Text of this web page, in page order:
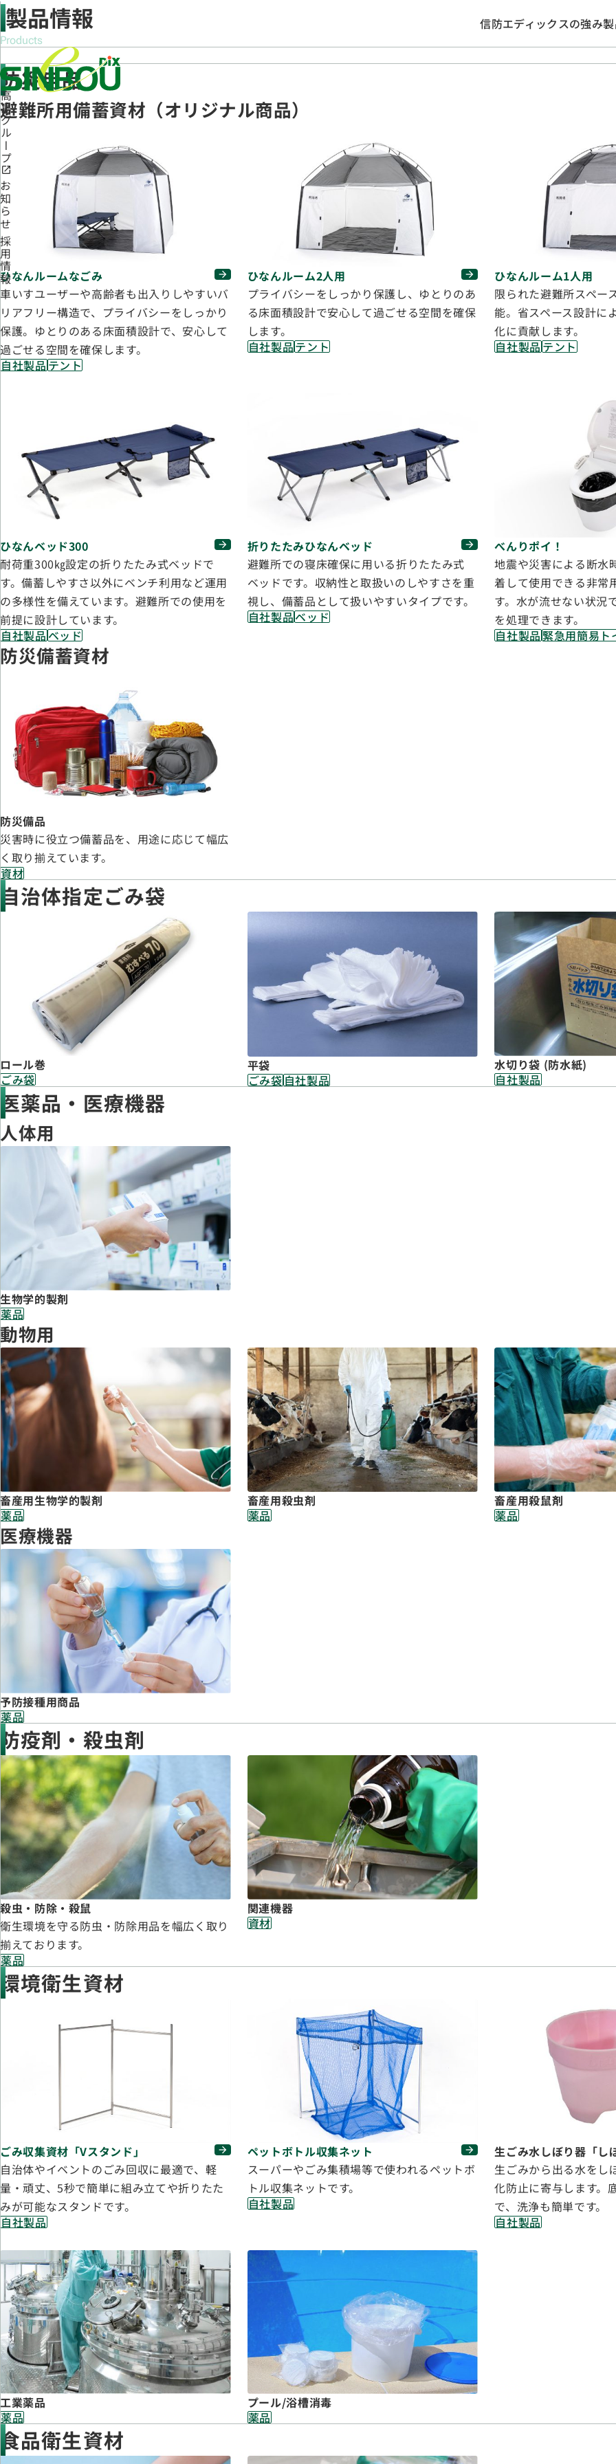
信防エディックスの強み
ープ
せ
報
製品情報
Products
防災用品
避難所用備蓄資材（オリジナル商品）
ひなんルームなごみ
車いすユーザーや高齢者も出入りしやすいバ
リアフリー構造で、プライバシーをしっかり
保護。ゆとりのある床面積設計で、安心して
過ごせる空間を確保します。
自社製品テント
ひなんルーム2人用
プライバシーをしっかり保護し、ゆとりのあ
る床面積設計で安心して過ごせる空間を確保
します。
自社製品テント
ひなんルーム1人用
限られた避難所スペー
能。省スペース設計に
化に貢献します。
自社製品テント
ひなんベッド300
耐荷重300㎏設定の折りたたみ式ベッドで
す。備蓄しやすさ以外にベンチ利用など運用
の多様性を備えています。避難所での使用を
前提に設計しています。
自社製品ベッド
折りたたみひなんベッド
避難所での寝床確保に用いる折りたたみ式
ベッドです。収納性と取扱いのしやすさを重
視し、備蓄品として扱いやすいタイプです。
自社製品ベッド
べんりポイ！
地震や災害による断水
着して使用できる非常
す。水が流せない状況
を処理できます。
自社製品緊急用簡易ト
防災備蓄資材
防災備品
災害時に役立つ備蓄品を、用途に応じて幅広
く取り揃えています。
資材
自治体指定ごみ袋
ロール巻
ごみ袋
平袋
ごみ袋自社製品
水切り袋 (防水紙)
自社製品
医薬品・医療機器
人体用
生物学的製剤
薬品
動物用
畜産用生物学的製剤
薬品
畜産用殺虫剤
薬品
畜産用殺鼠剤
薬品
医療機器
予防接種用商品
薬品
防疫剤・殺虫剤
殺虫・防除・殺鼠
衛生環境を守る防虫・防除用品を幅広く取り
揃えております。
薬品
関連機器
資材
環境衛生資材
ごみ収集資材「Vスタンド」
自治体やイベントのごみ回収に最適で、軽
量・頑丈、5秒で簡単に組み立てや折りたた
みが可能なスタンドです。
自社製品
ペットボトル収集ネット
スーパーやごみ集積場等で使われるペットボ
トル収集ネットです。
自社製品
生ごみ水しぼり器「し
生ごみから出る水をし
化防止に寄与します。
で、洗浄も簡単です。
自社製品
工業薬品
薬品
プール/浴槽消毒
薬品
食品衛生資材